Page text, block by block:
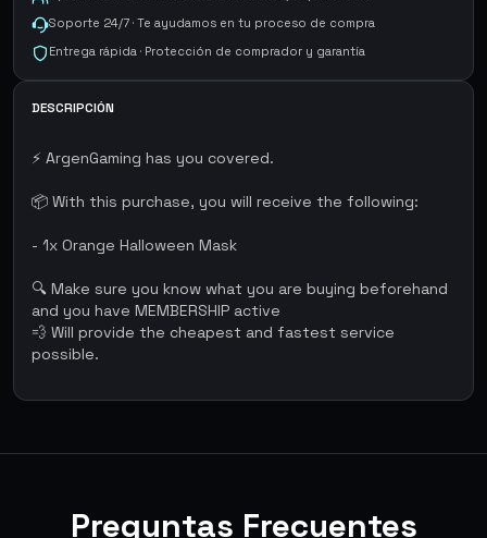
Soporte 24/7 · Te ayudamos en tu proceso de compra
Entrega rápida · Protección de comprador y garantía
DESCRIPCIÓN
⚡ ArgenGaming has you covered.
📦 With this purchase, you will receive the following:
- 1x Orange Halloween Mask
🔍 Make sure you know what you are buying beforehand
and you have MEMBERSHIP active
💨 Will provide the cheapest and fastest service
possible.
Preguntas Frecuentes